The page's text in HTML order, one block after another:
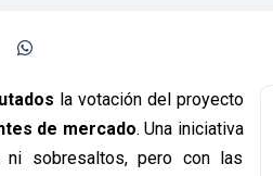
la votación del proyecto
de mercado. Una iniciativa
ni sobresaltos, pero con las